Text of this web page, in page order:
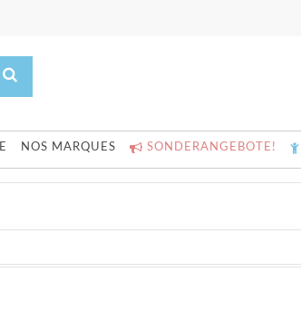
NOS MARQUES SONDERANGEBOTE!